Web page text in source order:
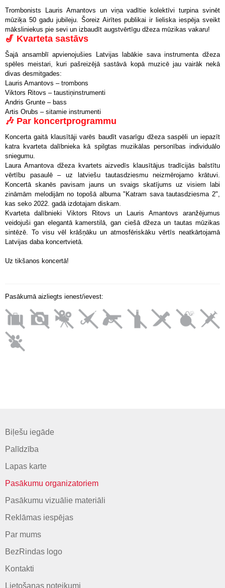
Trombonists Lauris Amantovs un viņa vadītie kolektīvi turpina svinēt
mūziķa 50 gadu jubileju. Šoreiz Airītes publikai ir lieliska iespēja sveikt
māksliniekus pie sevi un izbaudīt augstvērtīgu džeza mūzikas vakaru!
🎷 Kvarteta sastāvs
Šajā ansamblī apvienojušies Latvijas labākie sava instrumenta džeza
spēles meistari, kuri pašreizējā sastāvā kopā muzicē jau vairāk nekā
divas desmitgades:
Lauris Amantovs – trombons
Viktors Ritovs – taustiņinstrumenti
Andris Grunte – bass
Artis Orubs – sitamie instrumenti
🎶 Par koncertprogrammu
Koncerta gaitā klausītāji varēs baudīt vasarīgu džeza saspēli un iepazīt
katra kvarteta dalībnieka kā spilgtas muzikālas personības individuālo
sniegumu.
Laura Amantova džeza kvartets aizvedīs klausītājus tradīcijās balstītu
vērtību pasaulē – uz latviešu tautasdziesmu neizmērojamo krātuvi.
Koncertā skanēs pavisam jauns un svaigs skatījums uz visiem labi
zināmām melodijām no topošā albuma"Katram sava tautasdziesma 2",
kas seko 2022. gadā izdotajam diskam.
Kvarteta dalībnieki Viktors Ritovs un Lauris Amantovs aranžējumus
veidojuši gan elegantā kamerstilā, gan ciešā džeza un tautas mūzikas
sintēzē. To visu vēl krāšņāku un atmosfēriskāku vērtīs neatkārtojamā
Latvijas daba koncertvietā.
Uz tikšanos koncertā!
Pasākumā aizliegts ienest/ievest:
Biļešu iegāde
Palīdzība
Lapas karte
Pasākumu organizatoriem
Pasākumu vizuālie materiāli
Reklāmas iespējas
Par mums
BezRindas logo
Kontakti
Lietošanas noteikumi